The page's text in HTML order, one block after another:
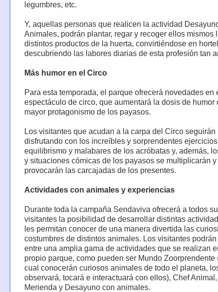
legumbres, etc.
Y, aquellas personas que realicen la actividad
Animales, podrán plantar, regar y recoger ellos mismos
distintos productos de la huerta, convirtiéndose en
descubriendo las labores diarias de esta profesión tan
Más humor en el Circo
Para esta temporada, el parque ofrecerá novedades en
espectáculo de circo, que aumentará la dosis de humor
mayor protagonismo de los payasos.
Los visitantes que acudan a la carpa del Circo seguirán
disfrutando con los increíbles y sorprendentes
equilibrismo y malabares de los acróbatas y, además,
y situaciones cómicas de los payasos se multiplicarán y
provocarán las carcajadas de los presentes.
Actividades con animales y experiencias
Durante toda la campaña Sendaviva ofrecerá a todos
visitantes la posibilidad de desarrollar distintas
les permitan conocer de una manera divertida las
costumbres de distintos animales. Los visitantes
entre una amplia gama de actividades que se realizan
propio parque, como pueden ser Mundo Zoorprendente
cual conocerán curiosos animales de todo el planeta,
observará, tocará e interactuará con ellos), Chef
Merienda y Desayuno con animales.